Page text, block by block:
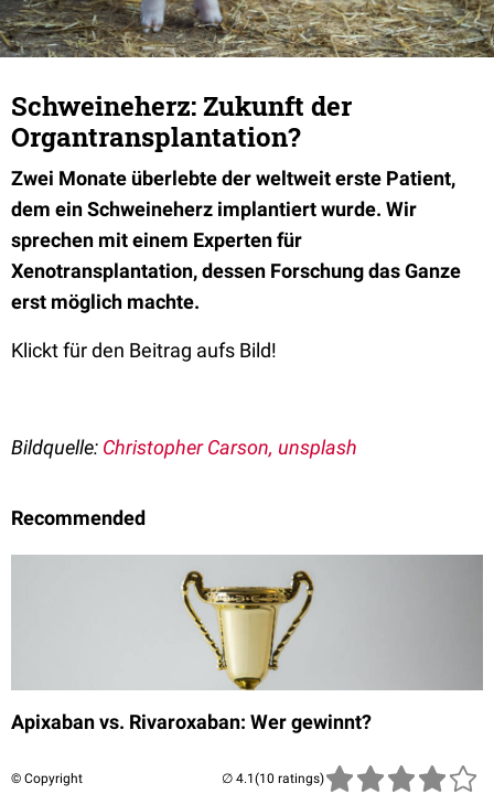
Schweineherz: Zukunft der
Organtransplantation?
Zwei Monate überlebte der weltweit erste Patient,
dem ein Schweineherz implantiert wurde. Wir
sprechen mit einem Experten für
Xenotransplantation, dessen Forschung das Ganze
erst möglich machte.
Klickt für den Beitrag aufs Bild!
Bildquelle: Christopher Carson, unsplash
Recommended
Apixaban vs. Rivaroxaban: Wer gewinnt?
© Copyright (10 ratings)